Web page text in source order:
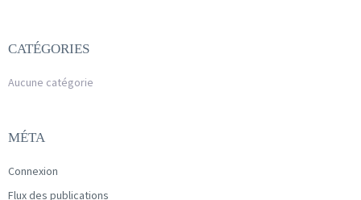
CATÉGORIES
Aucune catégorie
MÉTA
Connexion
Flux des publications